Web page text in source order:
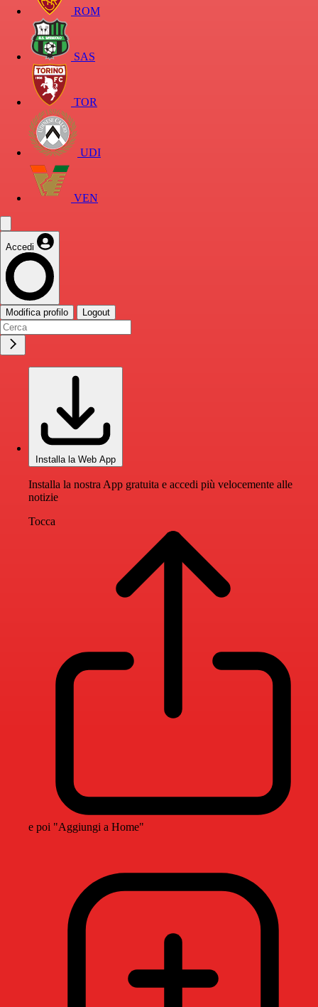
ROM
SAS
TOR
UDI
VEN
Accedi
Modifica profilo Logout
Installa la Web App
Installa la nostra App gratuita e accedi più velocemente alle
notizie
Tocca
e poi "Aggiungi a Home"